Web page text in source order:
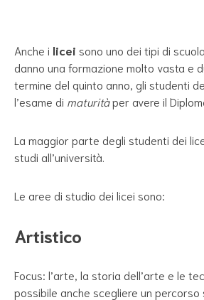
Anche i licei sono uno dei tipi di
danno una formazione molto vasta e
termine del quinto anno, gli studenti
l’esame di maturitàper avere il
La maggior parte degli studenti dei
studi all’università.
Le aree di studio dei licei sono:
Artistico
Focus: l’arte, la storia dell’arte e le
possibile anche scegliere un